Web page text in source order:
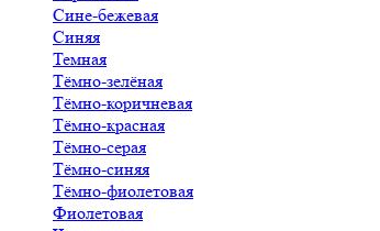
Сине-бежевая
Синяя
Темная
Тёмно-зелёная
Тёмно-коричневая
Тёмно-красная
Тёмно-серая
Тёмно-синяя
Тёмно-фиолетовая
Фиолетовая